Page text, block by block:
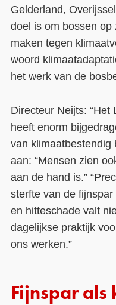
Gelderland,
doel is om bossen
maken tegen
woord
het werk van de
Directeur Neijts: “Het
heeft enorm
van klimaatbestendig
aan: “Mensen zien
aan de hand is.”
sterfte van de
en hitteschade valt
dagelijkse praktijk
ons werken.”
Fijnspar als